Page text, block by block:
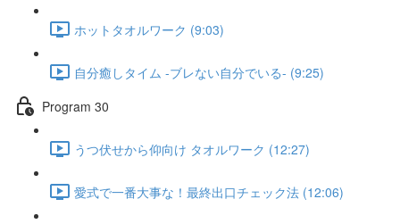
ホットタオルワーク (9:03)
自分癒しタイム -ブレない自分でいる- (9:25)
Program 30
うつ伏せから仰向け タオルワーク (12:27)
愛式で一番大事な！最終出口チェック法 (12:06)